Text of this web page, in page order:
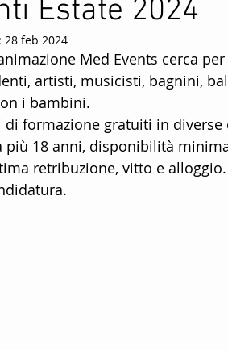
Intrattenimento Per Bambini
Animatori Per La
family hotels animazione
Estate 2024
28 feb 2024
Med Events cerca
artisti, musicisti, bagnini,
i bambini.
di formazione gratuiti in
più 18 anni, disponibilità
retribuzione, vitto e alloggio.